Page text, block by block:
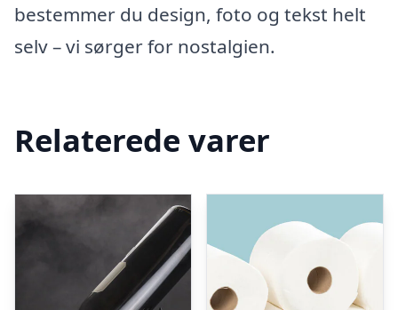
bestemmer du design, foto og tekst helt
selv – vi sørger for nostalgien.
Relaterede varer